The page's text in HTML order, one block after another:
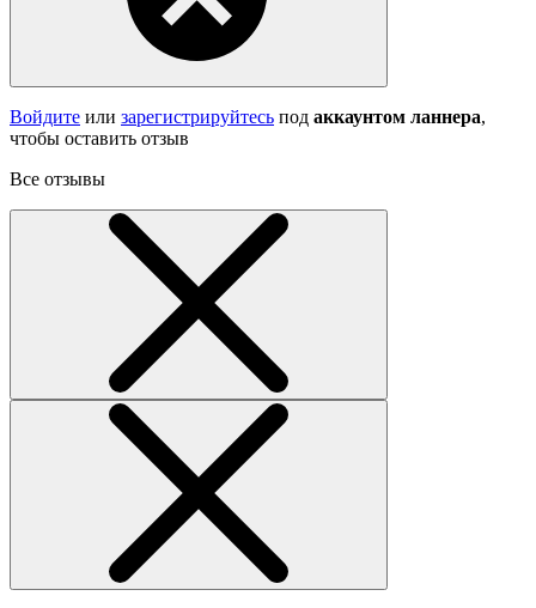
Войдите или зарегистрируйтесь под аккаунтом ланнера,
чтобы оставить отзыв
Все отзывы